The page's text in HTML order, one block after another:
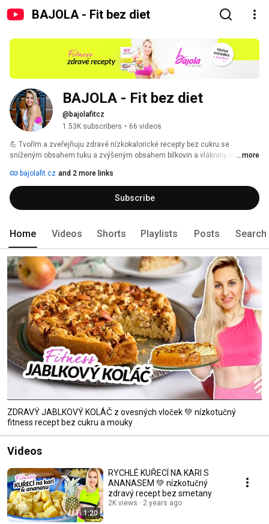
BAJOLA - Fit bez diet
BAJOLA - Fit bez diet
@bajolafitcz
1.53K subscribers • 66 videos
💪 Tvořím a zveřejňuju zdravé nízkokalorické recepty bez cukru se
sníženým obsahem tuku a zvýšeným obsahem bílkovin a vlákniny nejen pro
bez faldů. Přitom rozhodně nehladovím a pochutnávám si.
...more
bajolafit.cz and 2 more links
Subscribe
Home Videos Shorts Playlists Posts Search
ZDRAVÝ JABLKOVÝ KOLÁČ z ovesných vloček 💚 nízkotučný
fitness recept bez cukru a mouky
Videos
1:20
RYCHLÉ KUŘECÍ NA KARI S
ANANASEM 💚 nízkotučný
zdravý recept bez smetany
2K views 2 years ago